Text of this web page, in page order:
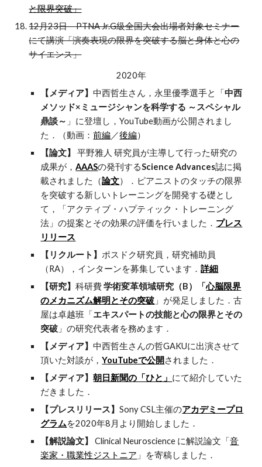
と限界突破」
12月23日 PTNA Jr.G級全国大会出場者対象セミナー
にて講演「演奏表現の限界を突破する脳と身体と心の
サイエンス」
2020年
【メディア】中西哲生さん，永里優季選手と「中西
メソッド×ミュージシャンを科学する ～スペシャル
鼎談～ 」に登壇し，YouTube動画が公開されまし
た．（動画：前編／後編）
【論文】平野雅人 研究員が主導して行った研究の
成果が，AAASの発刊するScience Advances誌に掲
載されました（論文）．ピアニストのタッチの限界
を突破する新しいトレーニングを開発する礎とし
て，「アクティブ・ハプティック・トレーニング
法」の提案とその効果の評価を行いました． プレス
リリース
【リクルート】 ポスドク研究員，研究補助員
（RA），インターンを募集しています．詳細
【研究】科研費学術変革領域研究（B）「心脳限界
のメカニズム解明とその突破 」が発足しました．古
屋は卓越班「エキスパートの技能と心の限界とその
突破 」の研究代表者を務めます．
【メディア】中西哲生さんの哲GAKUに出演させて
頂いた対談が，YouTubeで公開 されました．
【メディア】朝日新聞の「ひと」 にて紹介していた
だきました．
【プレスリリース】Sony CSL主催のアカデミープロ
グラムを2020年8月より開始しました．
【解説論文】
Clinical Neuroscience に解説論文「音
楽家・職業性ジストニア 」を寄稿しました．